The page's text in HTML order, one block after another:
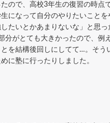
ので、高校3年生の復習の時
になって自分のやりたいこと
たいとかあまりないな」と思
分がとても大きかったので、
を結構後回しにしてて…。そ
に塾に行ったりしました。